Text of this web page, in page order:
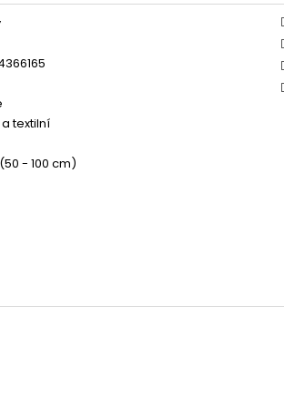
textilní
- 100 cm)
YUMMY CHICKEN
100G